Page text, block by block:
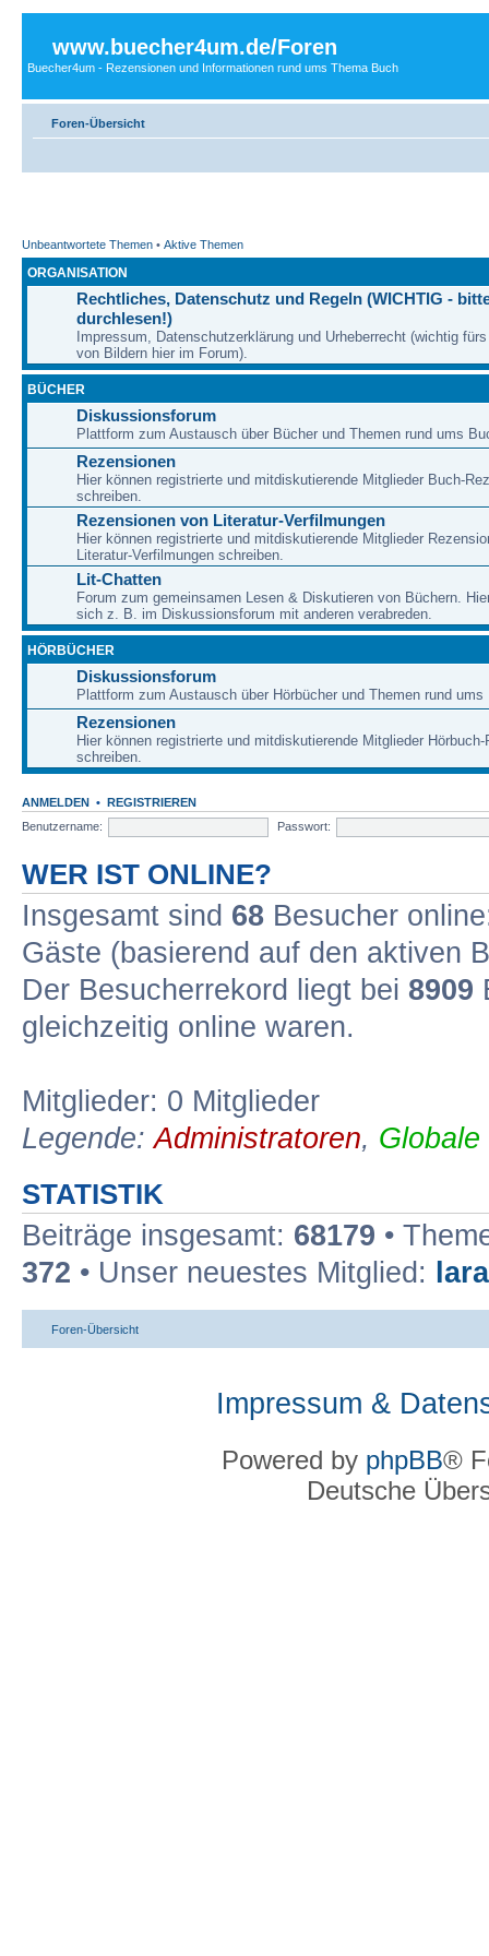
www.buecher4um.de/Foren
Buecher4um - Rezensionen und Informationen rund ums Thema Buch
Foren-Übersicht
Unbeantwortete Themen • Aktive Themen
ORGANISATION
Rechtliches, Datenschutz und Regeln (WICHTIG -
durchlesen!)
Impressum, Datenschutzerklärung und Urheberrecht (wichtig
von Bildern hier im Forum).
BÜCHER
Diskussionsforum
Plattform zum Austausch über Bücher und Themen rund ums
Rezensionen
Hier können registrierte und mitdiskutierende Mitglieder Buch-
schreiben.
Rezensionen von Literatur-Verfilmungen
Hier können registrierte und mitdiskutierende Mitglieder
Literatur-Verfilmungen schreiben.
Lit-Chatten
Forum zum gemeinsamen Lesen & Diskutieren von Büchern.
sich z. B. im Diskussionsforum mit anderen verabreden.
HÖRBÜCHER
Diskussionsforum
Plattform zum Austausch über Hörbücher und Themen rund ums
Rezensionen
Hier können registrierte und mitdiskutierende Mitglieder Hörbuch-
schreiben.
ANMELDEN • REGISTRIEREN
Benutzername:
Passwort:
WER IST ONLINE?
Insgesamt sind 68 Besucher
Gäste (basierend auf den aktiven
Der Besucherrekord liegt bei 8909
gleichzeitig online waren.
Mitglieder: 0 Mitglieder
Legende:Administratoren,
STATISTIK
Beiträge insgesamt: 68179 •
372 • Unser neuestes Mitglied:
Foren-Übersicht
Impressum &
Powered by phpBB®
Deutsche